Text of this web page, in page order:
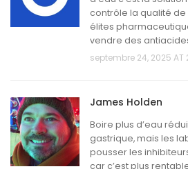
contrôle la qualité de
élites
vendre des
septembre 24, 2025 AT
James Holden
Boire plus d’eau
gastrique, mais les
pousser les
car c’est plus